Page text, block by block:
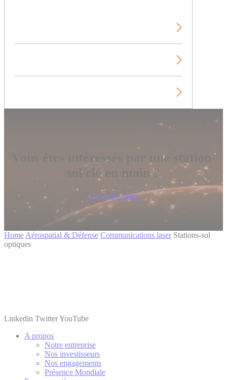
Vous êtes intéressés par une station-
sol clé en main ?
Contactez-nous
Home Aérospatial & Défense Communications laser Stations-sol
optiques
Linkedin TwitterYouTube
A propos
Notre entreprise
Nos investisseurs
Nos engagements
Présence Mondiale